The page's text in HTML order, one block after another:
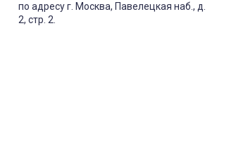
по адресу г. Москва, Павелецкая наб., д.
2, стр. 2.